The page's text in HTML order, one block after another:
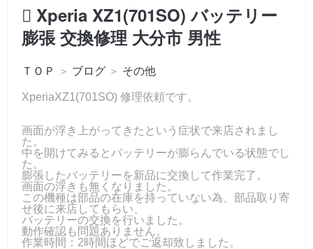
Xperia XZ1(701SO) バッテリー
膨張 交換修理 大分市 男性
ＴＯＰ ＞ ブログ ＞ その他
XperiaXZ1(701SO) 修理依頼です。
画面が浮き上がってきたという症状で来店されまし
た。
中を開けてみるとバッテリーが膨らんでいる状態でし
た。
膨張したバッテリーを新品に交換して作業完了。
画面の浮きも無くなりました。
この機種は部品の在庫を持っていない為、部品取り寄
せ後に来店してもらい、
バッテリーの交換を行いました。
動作確認も問題ありません。
作業時間：2時間ほどでご返却致しました。